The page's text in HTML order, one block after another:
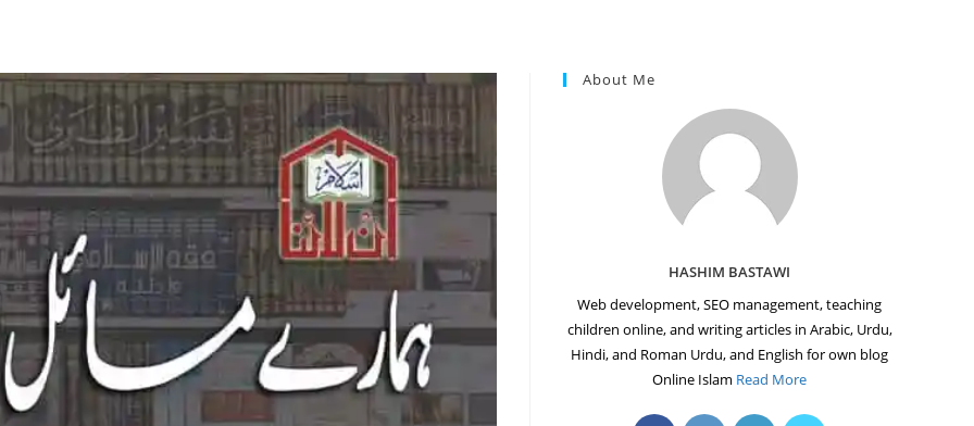
About Me
HASHIM BASTAWI
Web development, SEO management, teaching
children online, and writing articles in Arabic, Urdu,
Hindi, and Roman Urdu, and English for own blog
Online Islam Read More